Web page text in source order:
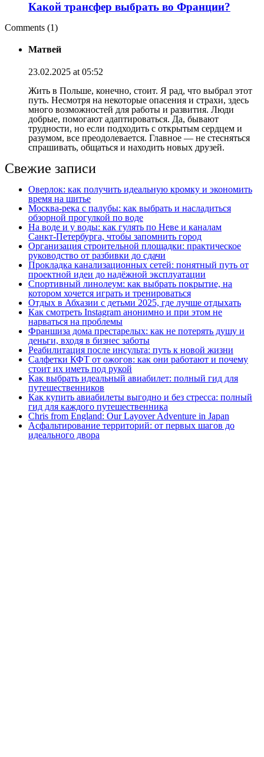
Какой трансфер выбрать во Франции?
Comments (1)
Матвей
23.02.2025 at 05:52
Жить в Польше, конечно, стоит. Я рад, что выбрал этот
путь. Несмотря на некоторые опасения и страхи, здесь
много возможностей для работы и развития. Люди
добрые, помогают адаптироваться. Да, бывают
трудности, но если подходить с открытым сердцем и
разумом, все преодолевается. Главное — не стесняться
спрашивать, общаться и находить новых друзей.
Свежие записи
Оверлок: как получить идеальную кромку и экономить
время на шитье
Москва‑река с палубы: как выбрать и насладиться
обзорной прогулкой по воде
На воде и у воды: как гулять по Неве и каналам
Санкт‑Петербурга, чтобы запомнить город
Организация строительной площадки: практическое
руководство от разбивки до сдачи
Прокладка канализационных сетей: понятный путь от
проектной идеи до надёжной эксплуатации
Спортивный линолеум: как выбрать покрытие, на
котором хочется играть и тренироваться
Отдых в Абхазии с детьми 2025, где лучше отдыхать
Как смотреть Instagram анонимно и при этом не
нарваться на проблемы
Франшиза дома престарелых: как не потерять душу и
деньги, входя в бизнес заботы
Реабилитация после инсульта: путь к новой жизни
Салфетки КФТ от ожогов: как они работают и почему
стоит их иметь под рукой
Как выбрать идеальный авиабилет: полный гид для
путешественников
Как купить авиабилеты выгодно и без стресса: полный
гид для каждого путешественника
Chris from England: Our Layover Adventure in Japan
Асфальтирование территорий: от первых шагов до
идеального двора